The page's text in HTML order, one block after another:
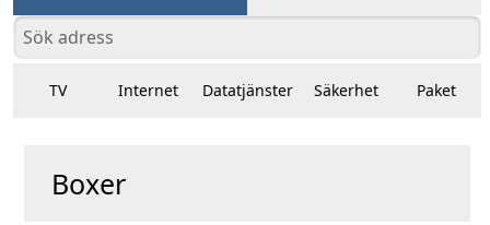
TV Internet Datatjänster Säkerhet Paket
Boxer